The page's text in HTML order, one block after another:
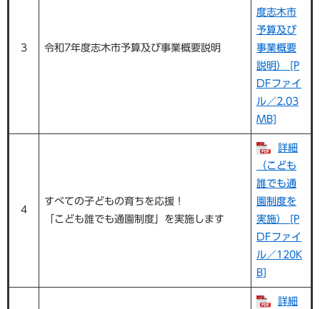
3 令和7年度志木市予算及び事業概要説明
度志木市
予算及び
事業概要
説明） [P
DFファイ
ル／2.03
MB]
4
すべての子どもの育ちを応援！
「こども誰でも通園制度」を実施します
詳細
（こども
誰でも通
園制度を
実施） [P
DFファイ
ル／120K
B]
詳細